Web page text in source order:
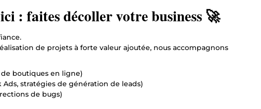
: faites décoller votre business 🚀
de projets à forte valeur ajoutée, nous accompagnons
boutiques en ligne)
Ads, stratégies de génération de leads)
de bugs)